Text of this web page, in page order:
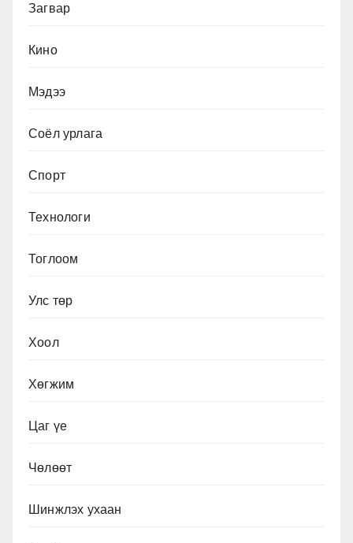
Загвар
Кино
Мэдээ
Соёл урлага
Спорт
Технологи
Тоглоом
Улс төр
Хоол
Хөгжим
Цаг үе
Чөлөөт
Шинжлэх ухаан